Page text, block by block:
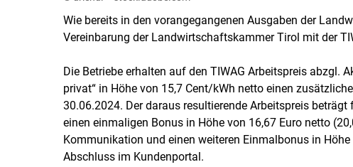
Wie bereits in den vorangegangenen Ausgaben der
Vereinbarung der Landwirtschaftskammer Tirol mit der
Die Betriebe erhalten auf den TIWAG Arbeitspreis abzgl.
privat“ in Höhe von 15,7 Cent/kWh netto einen
30.06.2024. Der daraus resultierende Arbeitspreis
einen einmaligen Bonus in Höhe von 16,67 Euro netto
Kommunikation und einen weiteren Einmalbonus in
Abschluss im Kundenportal.